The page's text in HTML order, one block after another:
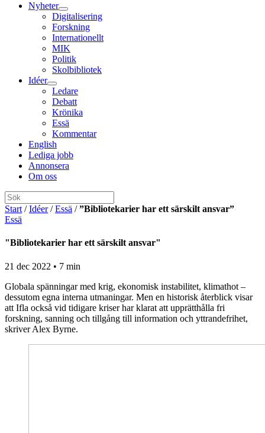
Nyheter
Digitalisering
Forskning
Internationellt
MIK
Politik
Skolbibliotek
Idéer
Ledare
Debatt
Krönika
Essä
Kommentar
English
Lediga jobb
Annonsera
Om oss
Start /Idéer/Essä /”Bibliotekarier har ett särskilt ansvar”
Essä
"Bibliotekarier har ett särskilt ansvar"
21 dec 2022 • 7 min
Globala spänningar med krig, ekonomisk instabilitet, klimathot –
dessutom egna interna utmaningar. Men en historisk återblick visar
att Ifla också vid tidigare kriser har klarat att upprätthålla fri
forskning, sanning och tillgång till information och yttrandefrihet,
skriver Alex Byrne.